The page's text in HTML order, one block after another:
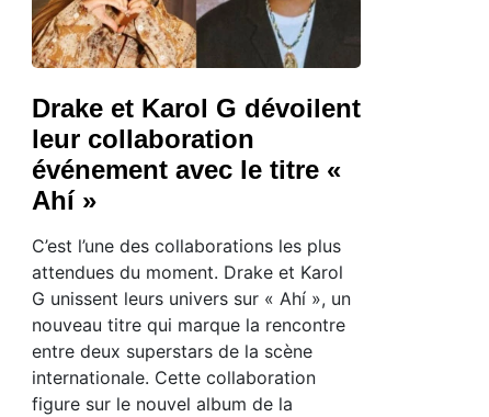
Drake et Karol G dévoilent
leur collaboration
événement avec le titre «
Ahí »
C’est l’une des collaborations les plus
attendues du moment. Drake et Karol
G unissent leurs univers sur « Ahí », un
nouveau titre qui marque la rencontre
entre deux superstars de la scène
internationale. Cette collaboration
figure sur le nouvel album de la